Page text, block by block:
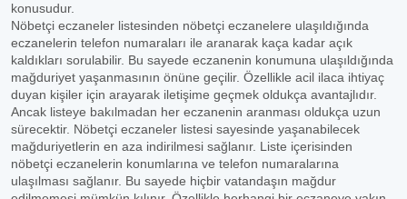
konusudur.
Nöbetçi eczaneler listesinden nöbetçi eczanelere ulaşıldığında
eczanelerin telefon numaraları ile aranarak kaça kadar açık
kaldıkları sorulabilir. Bu sayede eczanenin konumuna ulaşıldığında
mağduriyet yaşanmasının önüne geçilir. Özellikle acil ilaca ihtiyaç
duyan kişiler için arayarak iletişime geçmek oldukça avantajlıdır.
Ancak listeye bakılmadan her eczanenin aranması oldukça uzun
sürecektir. Nöbetçi eczaneler listesi sayesinde yaşanabilecek
mağduriyetlerin en aza indirilmesi sağlanır. Liste içerisinden
nöbetçi eczanelerin konumlarına ve telefon numaralarına
ulaşılması sağlanır. Bu sayede hiçbir vatandaşın mağdur